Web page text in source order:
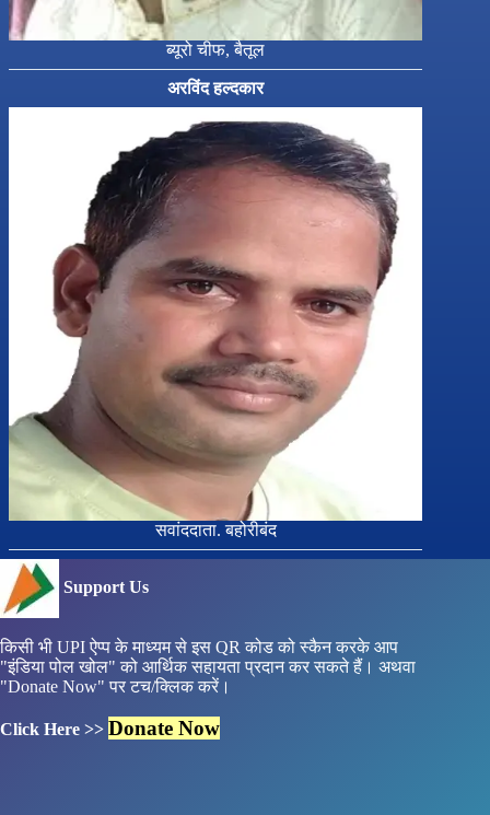
ब्यूरो चीफ, बैतूल
अरविंद हल्दकार
सवांददाता. बहोरीबंद
Support Us
किसी भी UPI ऐप्प के माध्यम से इस QR कोड को स्कैन करके आप
"इंडिया पोल खोल" को आर्थिक सहायता प्रदान कर सकते हैं। अथवा
"Donate Now" पर टच/क्लिक करें।
Click Here >> Donate Now